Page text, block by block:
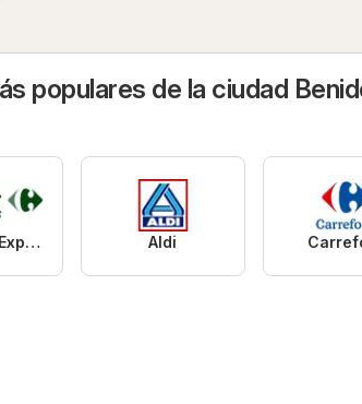
populares de la ciudad
Carrefour Express Aldi